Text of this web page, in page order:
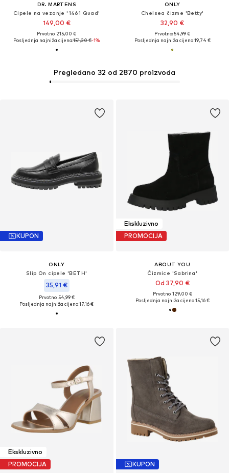
DR. MARTENS
Cipele na vezanje '1461 Quad'
149,00 €
Prvotno: 215,00 €
Posljednja najniža cijena:151,20 €-1%
ONLY
Chelsea čizme 'Betty'
32,90 €
Prvotno: 54,99 €
Posljednja najniža cijena:19,74 €
KUPON
ONLY
Slip On cipele 'BETH'
35,91 €
Prvotno: 54,99 €
Posljednja najniža cijena:17,16 €
Pregledano 32 od 2870 proizvoda
Ekskluzivno
PROMOCIJA
ABOUT YOU
Čizmice 'Sabrina'
Od 37,90 €
Prvotno: 129,00 €
Posljednja najniža cijena:15,16 €
Ekskluzivno
PROMOCIJA
KUPON